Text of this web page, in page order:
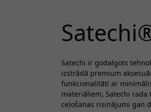
Satechi ir godalgots
izstrādā premium
funkcionalitāti ar
materiāliem, Satechi
ceļošanas risinājumi gan